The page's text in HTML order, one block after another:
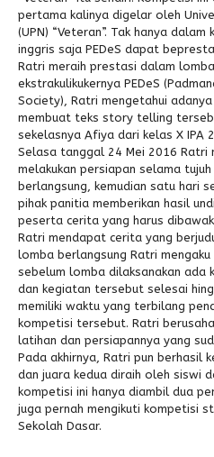
Antologi Cerpen B.Inggris
pertama kalinya digelar oleh
(UPN) “Veteran”. Tak hanya
inggris saja PEDeS dapat
Ratri meraih prestasi dalam
ekstrakulikukernya PEDeS
Society), Ratri mengetahui
membuat teks story telling
sekelasnya Afiya dari kelas X IPA
Selasa tanggal 24 Mei 2016 Ratri
melakukan persiapan selama
berlangsung, kemudian satu hari
pihak panitia memberikan hasil
peserta cerita yang harus
Ratri mendapat cerita yang
lomba berlangsung Ratri
sebelum lomba dilaksanakan ada
dan kegiatan tersebut selesai
memiliki waktu yang terbilang
kompetisi tersebut. Ratri
latihan dan persiapannya yang
Pada akhirnya, Ratri pun berhasil
dan juara kedua diraih oleh siswi
kompetisi ini hanya diambil dua
juga pernah mengikuti kompetisi
Sekolah Dasar.